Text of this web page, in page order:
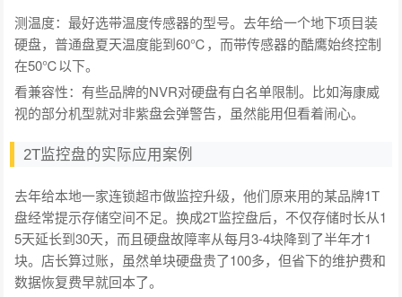
测温度：最好选带温度传感器的型号。去年给一个地下项目装
硬盘，普通盘夏天温度能到60℃，而带传感器的酷鹰始终控制
在50℃以下。
看兼容性：有些品牌的NVR对硬盘有白名单限制。比如海康威
视的部分机型就对非紫盘会弹警告，虽然能用但看着闹心。
2T监控盘的实际应用案例
去年给本地一家连锁超市做监控升级，他们原来用的某品牌1T
盘经常提示存储空间不足。换成2T监控盘后，不仅存储时长从1
5天延长到30天，而且硬盘故障率从每月3-4块降到了半年才1
块。店长算过账，虽然单块硬盘贵了100多，但省下的维护费和
数据恢复费早就回本了。